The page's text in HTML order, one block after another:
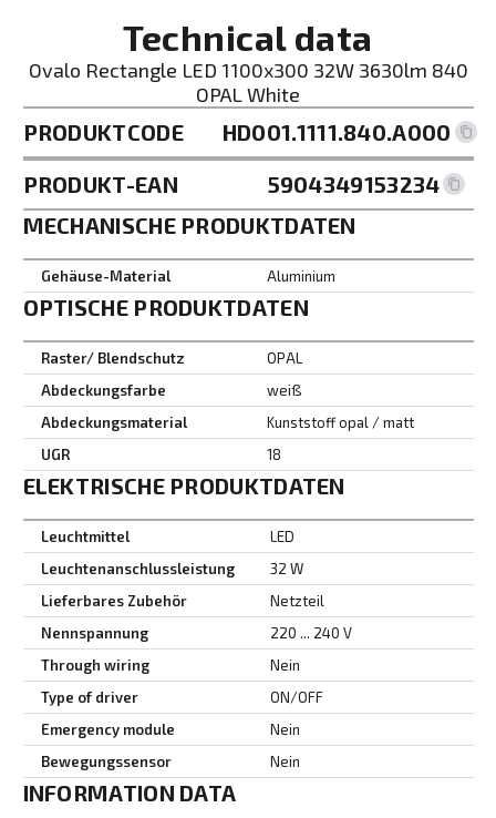
Technical data
Ovalo Rectangle LED 1100x300 32W 3630lm 840
OPAL White
PRODUKTCODE
HD001.1111.840.A000
PRODUKT-EAN
5904349153234
MECHANISCHE PRODUKTDATEN
Gehäuse-Material Aluminium
OPTISCHE PRODUKTDATEN
Raster/ Blendschutz
OPAL
Abdeckungsfarbe
weiß
Abdeckungsmaterial
Kunststoff opal / matt
UGR
18
ELEKTRISCHE PRODUKTDATEN
Leuchtmittel
LED
Leuchtenanschlussleistung
32 W
Lieferbares Zubehör
Netzteil
Nennspannung
220 ... 240 V
Through wiring
Nein
Type of driver
ON/OFF
Emergency module
Nein
Bewegungssensor
Nein
INFORMATION DATA